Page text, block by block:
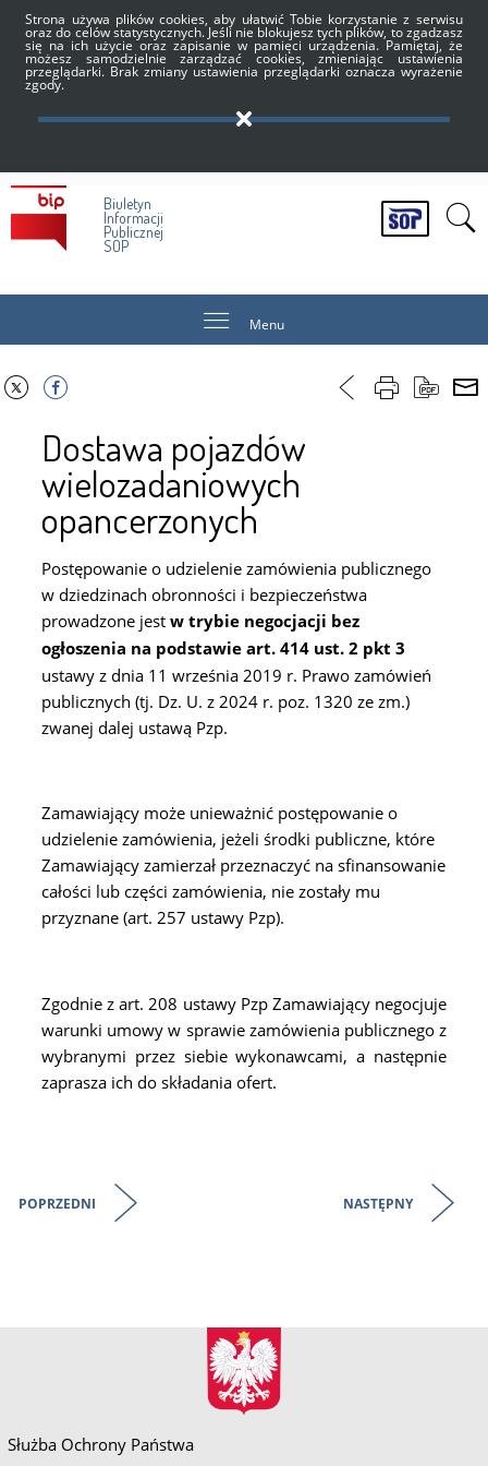
Strona używa plików cookies, aby ułatwić Tobie korzystanie z serwisu
oraz do celów statystycznych. Jeśli nie blokujesz tych plików, to zgadzasz
się na ich użycie oraz zapisanie w pamięci urządzenia. Pamiętaj, że
możesz samodzielnie zarządzać cookies, zmieniając ustawienia
przeglądarki. Brak zmiany ustawienia przeglądarki oznacza wyrażenie
zgody.
Biuletyn
Informacji
Publicznej
SOP
Menu
Dostawa pojazdów
wielozadaniowych
opancerzonych
Postępowanie o udzielenie zamówienia publicznego
w dziedzinach obronności i bezpieczeństwa
prowadzone jestw trybie negocjacji bez
ogłoszenia na podstawie art. 414 ust. 2 pkt 3
ustawy z dnia 11 września 2019 r. Prawo zamówień
publicznych (tj. Dz. U. z 2024 r. poz. 1320 ze zm.)
zwanej dalej ustawą Pzp.
Zamawiający może unieważnić postępowanie o
udzielenie zamówienia, jeżeli środki publiczne, które
Zamawiający zamierzał przeznaczyć na sfinansowanie
całości lub części zamówienia, nie zostały mu
przyznane (art. 257 ustawy Pzp).
Zgodnie z art. 208 ustawy Pzp Zamawiający negocjuje
warunki umowy w sprawie zamówienia publicznego z
wybranymi przez siebie wykonawcami, a następnie
zaprasza ich do składania ofert.
POPRZEDNI NASTĘPNY
Służba Ochrony Państwa